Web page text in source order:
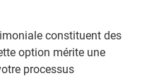
constituent des
option mérite une
processus